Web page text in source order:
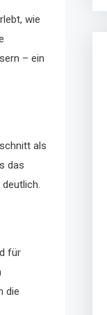
wie
– ein
als
das
für
die